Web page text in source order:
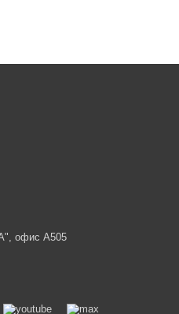
офис А505